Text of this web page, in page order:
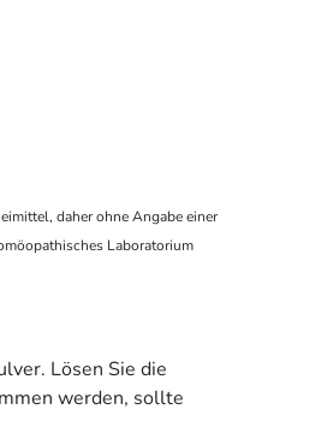
daher ohne Angabe einer
Laboratorium
Lösen Sie die
werden, sollte